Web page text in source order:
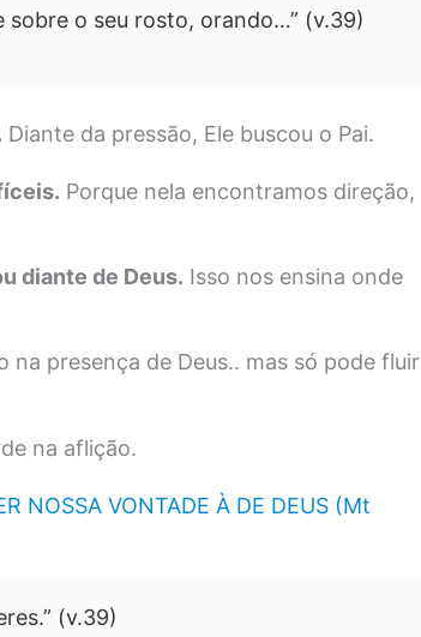
sobre o seu rosto, orando…” (v.39)
Diante da pressão, Ele buscou o Pai.
Porque nela encontramos direção,
diante de Deus. Isso nos ensina onde
presença de Deus.. mas só pode fluir
na aflição.
NOSSA VONTADE À DE DEUS (Mt
(v.39)